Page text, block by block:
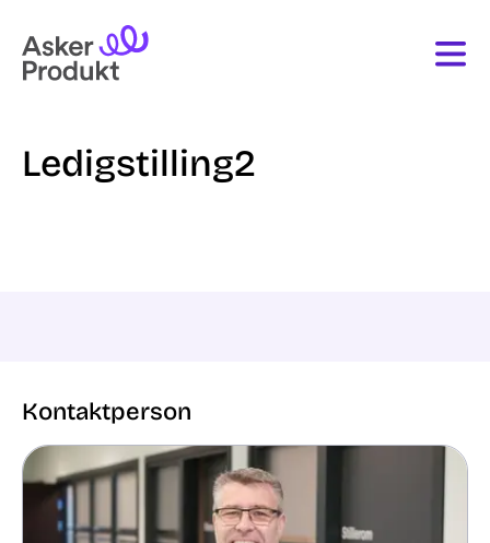
Ledigstilling2
Kontaktperson